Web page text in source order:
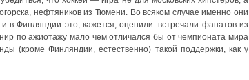
нефтяников из Тюмени. Во всяком случае именно они
в Финляндии это, кажется, оценили: встречали фанатов из
по ажиотажу мало чем отличался бы от чемпионата мира
(кроме Финляндии, естественно) такой поддержки, как у